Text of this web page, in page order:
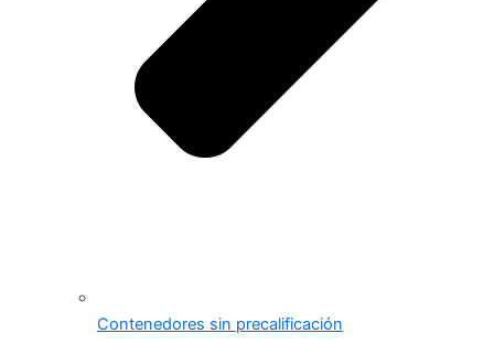
Contenedores sin precalificación